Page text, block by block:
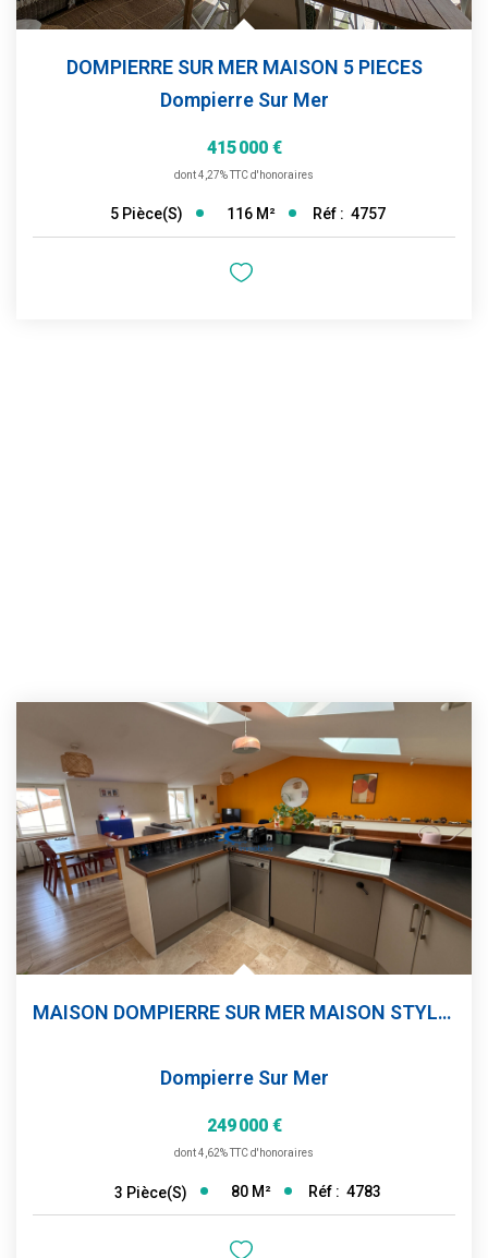
DOMPIERRE SUR MER MAISON 5 PIECES
Dompierre Sur Mer
415 000 €
dont 4,27% TTC d'honoraires
5 Pièce(s) 116 M² Réf : 4757
MAISON DOMPIERRE SUR MER MAISON STYLE LOFT
Dompierre Sur Mer
249 000 €
dont 4,62% TTC d'honoraires
3 Pièce(s) 80 M² Réf : 4783